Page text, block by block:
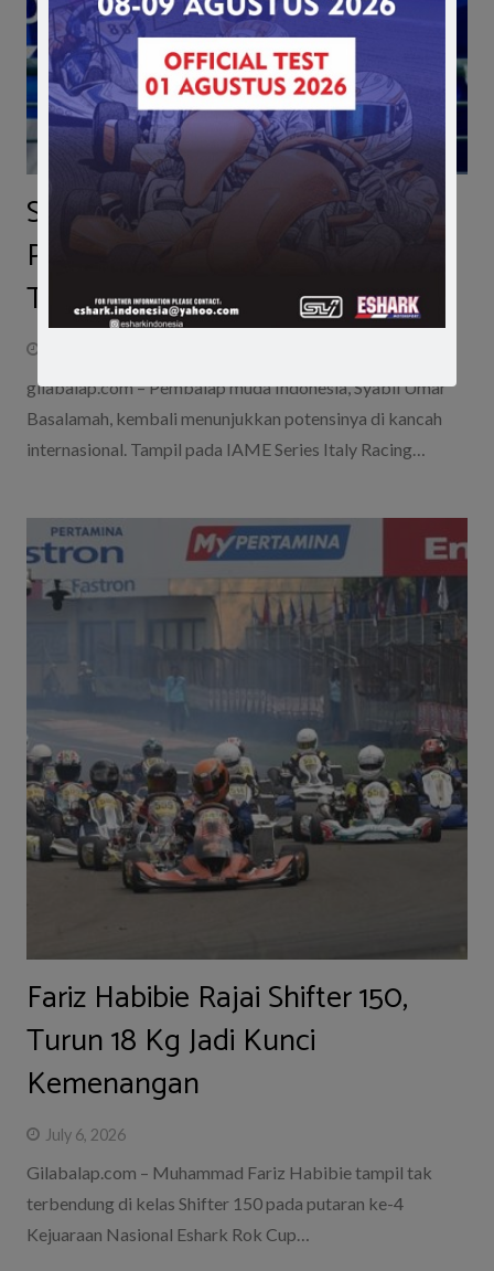
Syabil Umar Basalamah Naik
Podium di IAME Series Italy,
Tempel Ketat Putra Toto Wolff
gilabalap.com – Pembalap muda Indonesia, Syabil Umar
Basalamah, kembali menunjukkan potensinya di kancah
internasional. Tampil pada IAME Series Italy Racing…
‎Fariz Habibie Rajai Shifter 150,
Turun 18 Kg Jadi Kunci
Kemenangan
July 6, 2026
Gilabalap.com – Muhammad Fariz Habibie tampil tak
terbendung di kelas Shifter 150 pada putaran ke-4
Kejuaraan Nasional Eshark Rok Cup…